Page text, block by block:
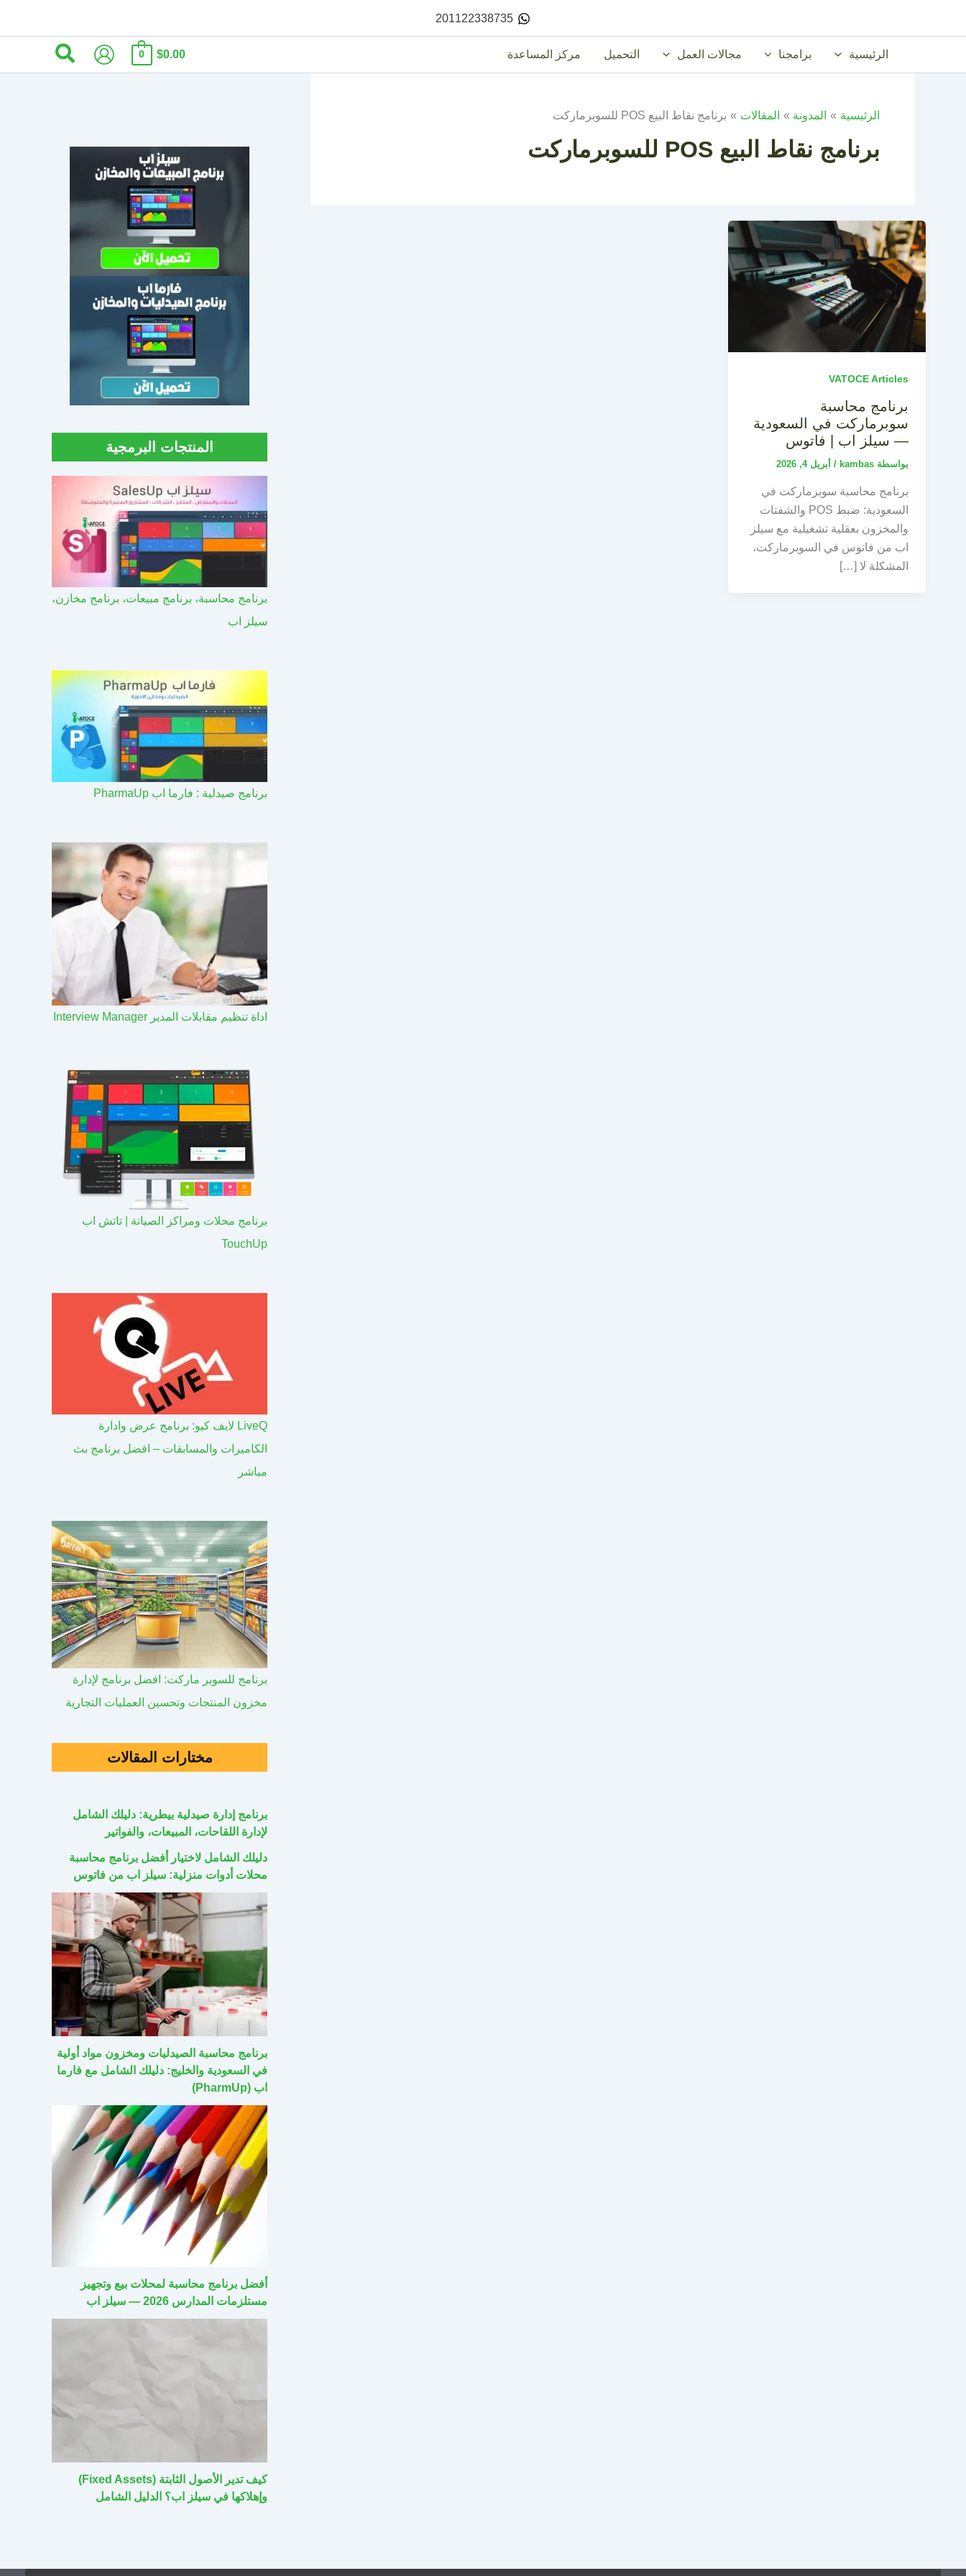
201122338735
الرئيسية برامجنا مجالات العمل التحميل مركز المساعدة $0.00
0 البحث
الرئيسية المدونة المقالات برنامج نقاط البيع POS للسوبرماركت
برنامج نقاط البيع POS للسوبرماركت
VATOCE Articles
برنامج محاسبة
سوبرماركت في السعودية
— سيلز اب | فاتوس
بواسطة kambas
/ أبريل 4, 2026
برنامج محاسبة سوبرماركت في
السعودية: ضبط POS والشفتات
والمخزون بعقلية تشغيلية مع سيلز
اب من فاتوس في السوبرماركت،
المشكلة لا […]
المنتجات البرمجية
برنامج محاسبة، برنامج مبيعات، برنامج مخازن،
سيلز اب
برنامج صيدلية : فارما اب PharmaUp​
اداة تنظيم مقابلات المدير Interview Manager
برنامج محلات ومراكز الصيانة | تاتش اب
TouchUp
LiveQ لايف كيو: برنامج عرض وادارة
الكاميرات والمسابقات – افضل برنامج بث
مباشر
برنامج للسوبر ماركت: افضل برنامج لإدارة
مخزون المنتجات وتحسين العمليات التجارية
مختارات المقالات
برنامج إدارة صيدلية بيطرية: دليلك الشامل
لإدارة اللقاحات، المبيعات، والفواتير
دليلك الشامل لاختيار أفضل برنامج محاسبة
محلات أدوات منزلية: سيلز اب من فاتوس
برنامج محاسبة الصيدليات ومخزون مواد أولية
في السعودية والخليج: دليلك الشامل مع فارما
اب (PharmUp)
أفضل برنامج محاسبة لمحلات بيع وتجهيز
مستلزمات المدارس 2026 — سيلز اب
كيف تدير الأصول الثابتة (Fixed Assets)
وإهلاكها في سيلز اب؟ الدليل الشامل